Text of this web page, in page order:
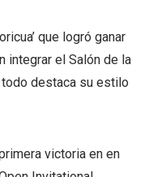
que logró ganar
integrar el Salón de la
destaca su estilo
victoria en en